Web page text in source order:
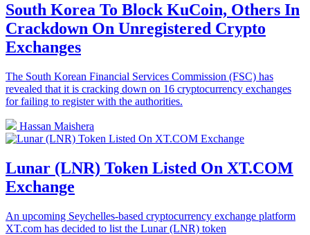
South Korea To Block KuCoin, Others In
Crackdown On Unregistered Crypto
Exchanges
The South Korean Financial Services Commission (FSC) has
revealed that it is cracking down on 16 cryptocurrency exchanges
for failing to register with the authorities.
Hassan Maishera
Lunar (LNR) Token Listed On XT.COM
Exchange
An upcoming Seychelles-based cryptocurrency exchange platform
XT.com has decided to list the Lunar (LNR) token